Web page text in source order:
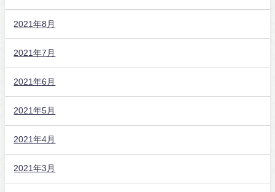
2021年8月
2021年7月
2021年6月
2021年5月
2021年4月
2021年3月